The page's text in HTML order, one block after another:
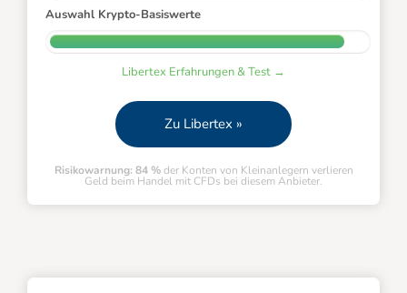
Auswahl Krypto-Basiswerte
Libertex Erfahrungen & Test →
Zu Libertex »
Risikowarnung: 84 %der Konten von Kleinanlegern verlieren
Geld beim Handel mit CFDs bei diesem Anbieter.